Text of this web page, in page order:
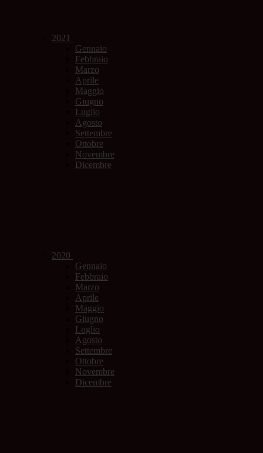
2021
Gennaio
Febbraio
Marzo
Aprile
Maggio
Giugno
Luglio
Agosto
Settembre
Ottobre
Novembre
Dicembre
2020
Gennaio
Febbraio
Marzo
Aprile
Maggio
Giugno
Luglio
Agosto
Settembre
Ottobre
Novembre
Dicembre